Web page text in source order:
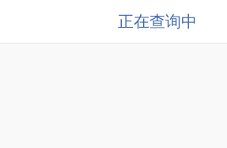
正在查询中